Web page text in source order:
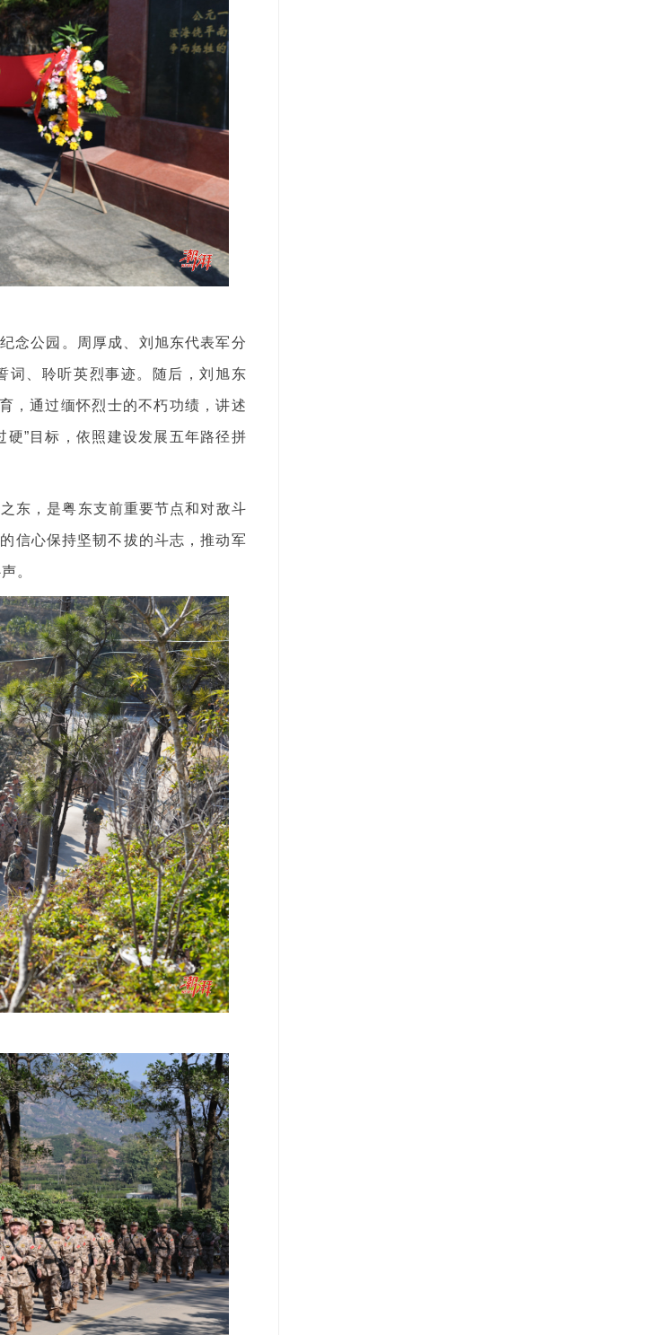
念公园。周厚成、刘旭东代表军分
词、聆听英烈事迹。随后，刘旭东
，通过缅怀烈士的不朽功绩，讲述
”目标，依照建设发展五年路径拼
东，是粤东支前重要节点和对敌斗
信心保持坚韧不拔的斗志，推动军
。